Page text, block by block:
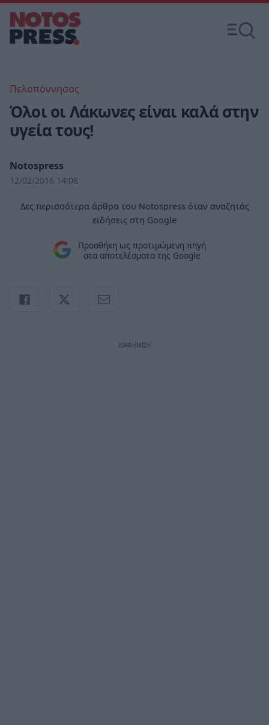
Πελοπόννησος
Όλοι οι Λάκωνες είναι καλά στην
υγεία τους!
Notospress
12/02/2016 14:08
Δες περισσότερα άρθρα του Notospress όταν αναζητάς
ειδήσεις στη Google
Προσθήκη ως προτιμώμενη πηγή
στα αποτελέσματα της Google